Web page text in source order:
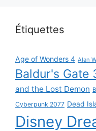
Étiquettes
Age of Wonders 4 Alan
Baldur's Gate
and the Lost Demon
Cyberpunk 2077 Dead
Disney